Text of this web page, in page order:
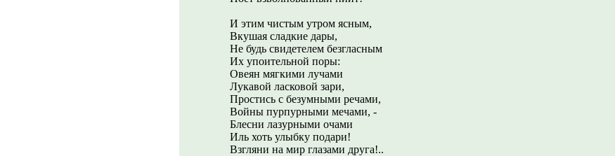
И этим чистым утром ясным,
Вкушая сладкие дары,
Не будь свидетелем безгласным
Их упоительной поры:
Овеян мягкими лучами
Лукавой ласковой зари,
Простись с безумными речами,
Войны пурпурными мечами, -
Блесни лазурными очами
Иль хоть улыбку подари!
Взгляни на мир глазами друга!..